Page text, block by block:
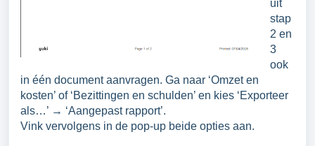
uit
stap
2 en
3
ook
in één document aanvragen. Ga naar ‘Omzet en
kosten’ of ‘Bezittingen en schulden’ en kies ‘Exporteer
als…’ → ‘Aangepast rapport’.
Vink vervolgens in de pop-up beide opties aan.